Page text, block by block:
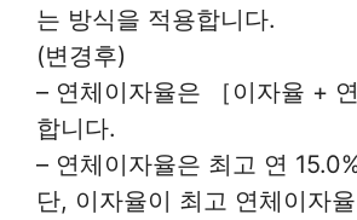
는 방식을 적용합니다.
(변경후)
– 연체이자율은 ［이자율 +
합니다.
– 연체이자율은 최고 연
단, 이자율이 최고 연체이자